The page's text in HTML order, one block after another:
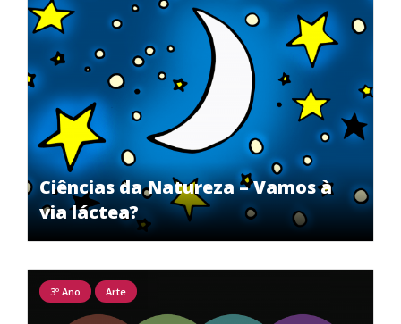
Ciências da Natureza – Vamos à
via láctea?
3º Ano Arte